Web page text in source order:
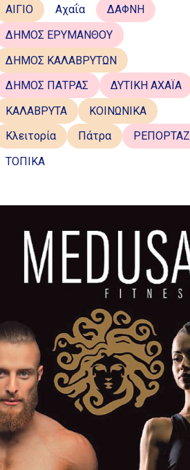
ΑΙΓΙΟ Αχαΐα
ΔΑΦΝΗ
ΔΗΜΟΣ ΕΡΥΜΑΝΘΟΥ
ΔΗΜΟΣ ΚΑΛΑΒΡΥΤΩΝ
ΔΗΜΟΣ ΠΑΤΡΑΣ
ΔΥΤΙΚΗ ΑΧΑΪΑ
ΚΑΛΑΒΡΥΤΑ
ΚΟΙΝΩΝΙΚΑ
Κλειτορία
Πάτρα
ΡΕΠΟΡΤΑΖ
ΤΟΠΙΚΑ